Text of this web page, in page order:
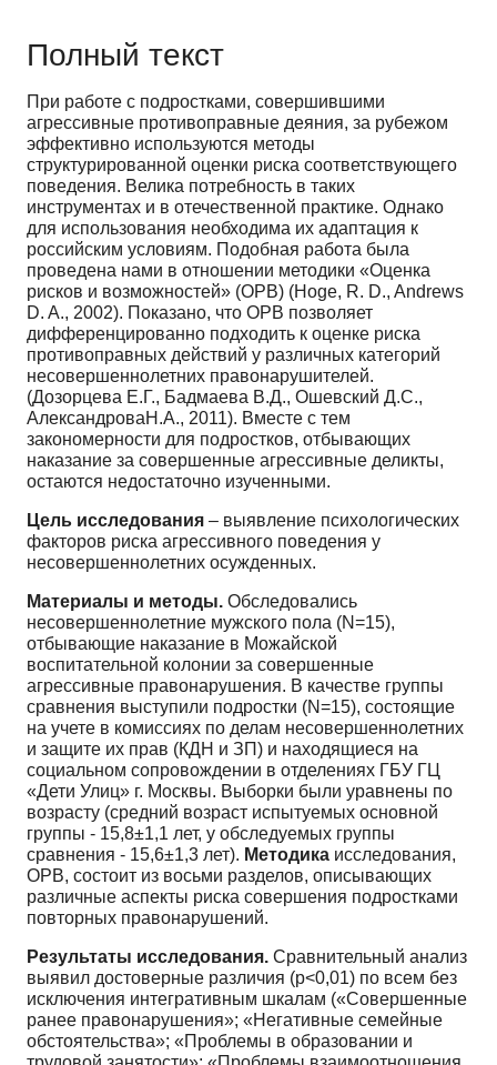
Полный текст
При работе с подростками, совершившими
агрессивные противоправные деяния, за рубежом
эффективно используются методы
структурированной оценки риска соответствующего
поведения. Велика потребность в таких
инструментах и в отечественной практике. Однако
для использования необходима их адаптация к
российским условиям. Подобная работа была
проведена нами в отношении методики «Оценка
рисков и возможностей» (ОРВ) (Hoge, R. D., Andrews
D. A., 2002). Показано, что ОРВ позволяет
дифференцированно подходить к оценке риска
противоправных действий у различных категорий
несовершеннолетних правонарушителей.
(Дозорцева Е.Г., Бадмаева В.Д., Ошевский Д.С.,
АлександроваН.А., 2011). Вместе с тем
закономерности для подростков, отбывающих
наказание за совершенные агрессивные деликты,
остаются недостаточно изученными.
Цель исследования – выявление психологических
факторов риска агрессивного поведения у
несовершеннолетних осужденных.
Материалы и методы. Обследовались
несовершеннолетние мужского пола (N=15),
отбывающие наказание в Можайской
воспитательной колонии за совершенные
агрессивные правонарушения. В качестве группы
сравнения выступили подростки (N=15), состоящие
на учете в комиссиях по делам несовершеннолетних
и защите их прав (КДН и ЗП) и находящиеся на
социальном сопровождении в отделениях ГБУ ГЦ
«Дети Улиц» г. Москвы. Выборки были уравнены по
возрасту (средний возраст испытуемых основной
группы - 15,8±1,1 лет, у обследуемых группы
сравнения - 15,6±1,3 лет). Методика исследования,
ОРВ, состоит из восьми разделов, описывающих
различные аспекты риска совершения подростками
повторных правонарушений.
Результаты исследования. Сравнительный анализ
выявил достоверные различия (p<0,01) по всем без
исключения интегративным шкалам («Совершенные
ранее правонарушения»; «Негативные семейные
обстоятельства»; «Проблемы в образовании и